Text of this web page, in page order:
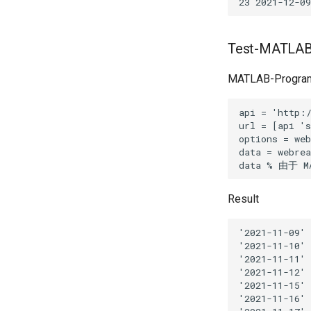
Test-
MATLAB-
Result